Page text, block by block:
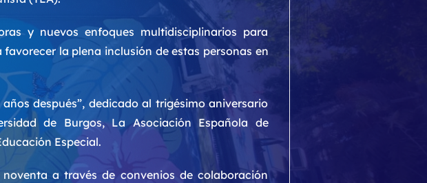
y nuevos enfoques multidisciplinarios para
la plena inclusión de estas personas en
después”, dedicado al trigésimo aniversario
de Burgos, La Asociación Española de
Especial.
a través de convenios de colaboración